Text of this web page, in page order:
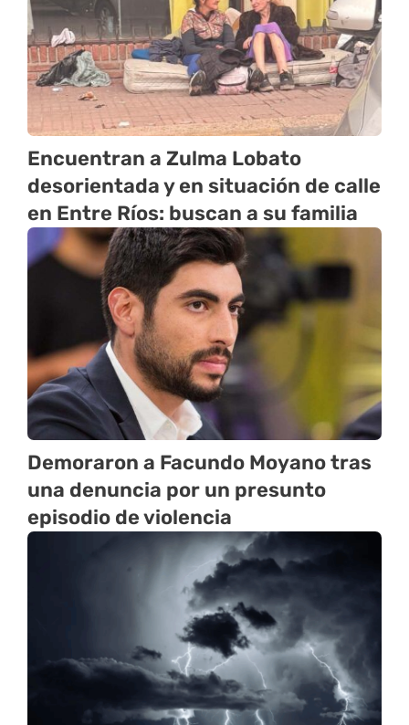
Encuentran a Zulma Lobato
desorientada y en situación de calle
en Entre Ríos: buscan a su familia
Demoraron a Facundo Moyano tras
una denuncia por un presunto
episodio de violencia